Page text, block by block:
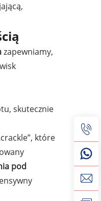
zapewniamy,
skutecznie
które
pod